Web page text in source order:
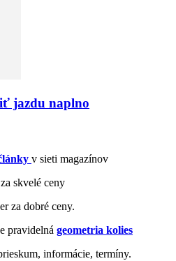
jazdu naplno
v sieti magazínov
skvelé ceny
za dobré ceny.
pravidelná geometria kolies
informácie, termíny.